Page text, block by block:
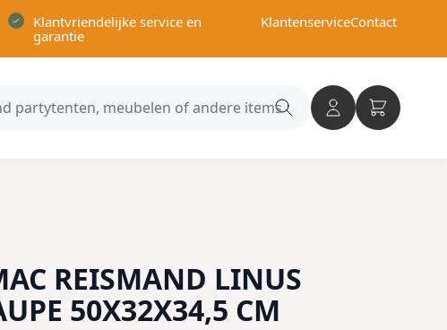
Klantvriendelijke service en
garantie
KlantenserviceContact
category
Search
REISMAND LINUS
50X32X34,5 CM